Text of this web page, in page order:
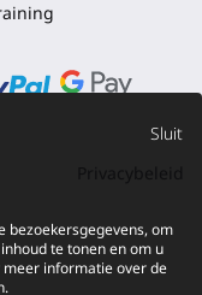
Sluit
bezoekersgegevens, om
te tonen en om u
informatie over de